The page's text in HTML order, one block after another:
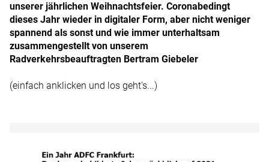
unserer jährlichen Weihnachtsfeier. Coronabedingt
dieses Jahr wieder in digitaler Form, aber nicht weniger
spannend als sonst und wie immer unterhaltsam
zusammengestellt von unserem
Radverkehrsbeauftragten Bertram Giebeler
(einfach anklicken und los geht's...)